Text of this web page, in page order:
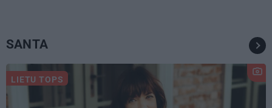
SANTA
LIETU TOPS